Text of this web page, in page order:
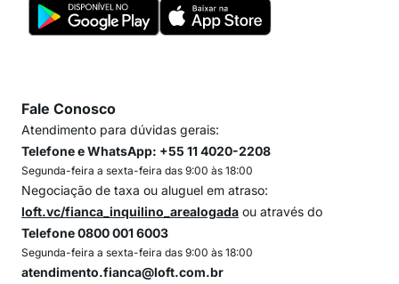
Fale Conosco
Atendimento para dúvidas gerais:
Telefone e WhatsApp: +55 11 4020-2208
Segunda-feira a sexta-feira das 9:00 às 18:00
Negociação de taxa ou aluguel em atraso:
loft.vc/fianca_inquilino_arealogada ou através do
Telefone 0800 001 6003
Segunda-feira a sexta-feira das 9:00 às 18:00
atendimento.fianca@loft.com.br